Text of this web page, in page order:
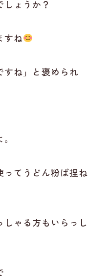
ょうか？
すね
すね」と褒められ
てうどん粉ば捏ね
ゃる方もいらっし